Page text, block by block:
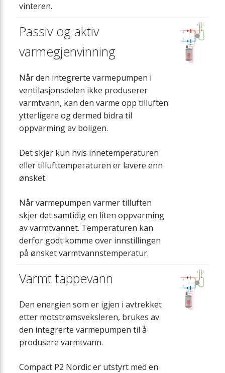
vinteren.
Passiv og aktiv
varmegjenvinning
Når den integrerte varmepumpen i
ventilasjonsdelen ikke produserer
varmtvann, kan den varme opp tilluften
ytterligere og dermed bidra til
oppvarming av boligen.
Det skjer kun hvis innetemperaturen
eller tillufttemperaturen er lavere enn
ønsket.
Når varmepumpen varmer tilluften
skjer det samtidig en liten oppvarming
av varmtvannet. Temperaturen kan
derfor godt komme over innstillingen
på ønsket varmtvannstemperatur.
Varmt tappevann
Den energien som er igjen i avtrekket
etter motstrømsveksleren, brukes av
den integrerte varmepumpen til å
produsere varmtvann.
Compact P2 Nordic er utstyrt med en